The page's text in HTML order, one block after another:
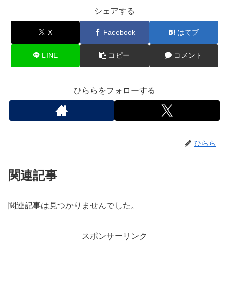
シェアする
X Facebook はてブ
LINE コピー コメント
ひららをフォローする
ひらら
関連記事
関連記事は見つかりませんでした。
スポンサーリンク